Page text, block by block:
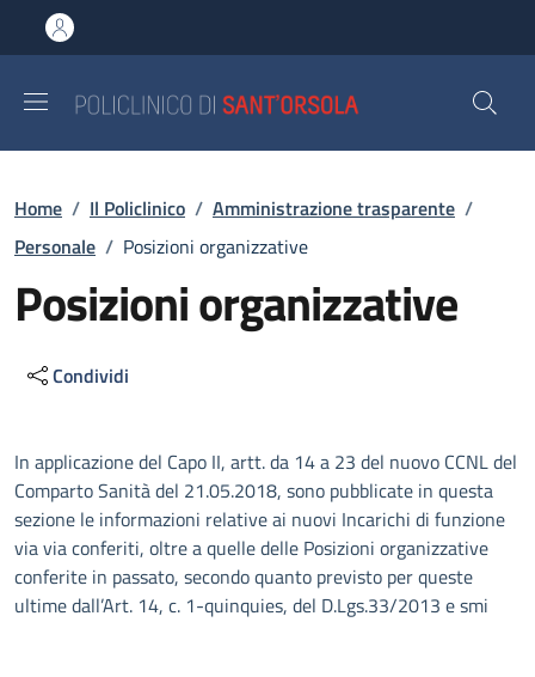
al contenuto principale
to footer content
Briciole di pane
Home / Il Policlinico / Amministrazione trasparente /
Personale / Posizioni organizzative
Posizioni organizzative
Condividi
Descrizione
In applicazione del Capo II, artt. da 14 a 23 del nuovo CCNL del
Comparto Sanità del 21.05.2018, sono pubblicate in questa
sezione le informazioni relative ai nuovi Incarichi di funzione
via via conferiti, oltre a quelle delle Posizioni organizzative
conferite in passato, secondo quanto previsto per queste
ultime dall’Art. 14, c. 1-quinquies, del D.Lgs.33/2013 e smi